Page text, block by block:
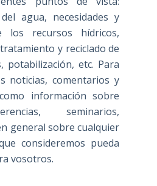
agua, necesidades y
los recursos hídricos,
y reciclado de
potabilización, etc. Para
noticias, comentarios y
información sobre
seminarios,
general sobre cualquier
consideremos pueda
vosotros.